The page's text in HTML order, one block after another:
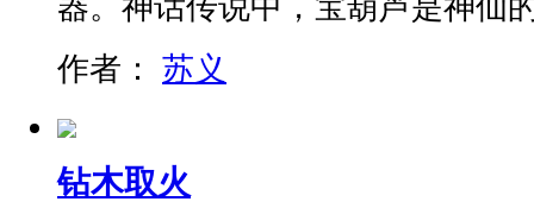
器。神话传说中，宝葫芦是神
作者： 苏义
钻木取火